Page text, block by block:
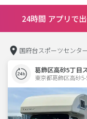
24時間 アプリで
国府台スポーツセンタ
葛飾区高砂5丁目
東京都葛飾区高砂5-